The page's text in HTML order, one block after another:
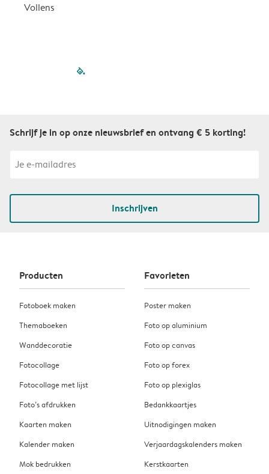
Vollens
filled-pagination
Schrijf je in op onze nieuwsbrief en ontvang € 5 korting!
Inschrijven
Producten
Fotoboek maken
Themaboeken
Wanddecoratie
Fotocollage
Fotocollage met lijst
Foto’s afdrukken
Kaarten maken
Kalender maken
Mok bedrukken
Favorieten
Poster maken
Foto op aluminium
Foto op canvas
Foto op forex
Foto op plexiglas
Bedankkaartjes
Uitnodigingen maken
Verjaardagskalenders maken
Kerstkaarten